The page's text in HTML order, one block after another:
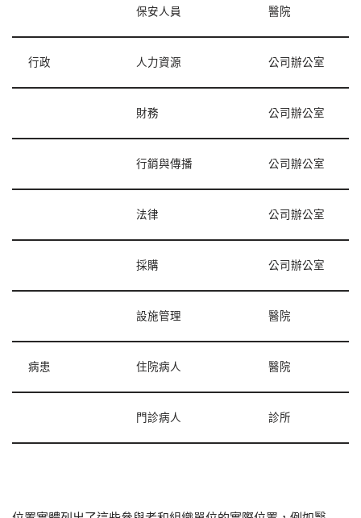
保安人員 醫院
行政 人力資源 公司辦公室
財務 公司辦公室
行銷與傳播 公司辦公室
法律 公司辦公室
採購 公司辦公室
設施管理 醫院
病患 住院病人 醫院
門診病人 診所